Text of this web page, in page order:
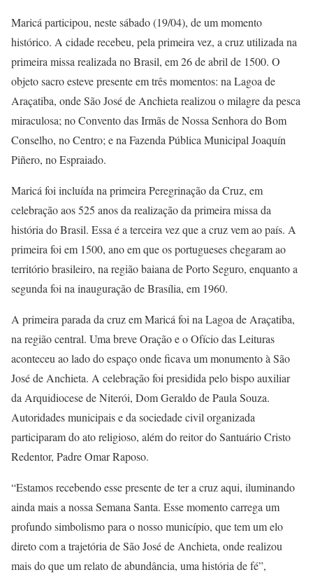
Maricá participou, neste sábado (19/04), de um momento
histórico. A cidade recebeu, pela primeira vez, a cruz utilizada na
primeira missa realizada no Brasil, em 26 de abril de 1500. O
objeto sacro esteve presente em três momentos: na Lagoa de
Araçatiba, onde São José de Anchieta realizou o milagre da pesca
miraculosa; no Convento das Irmãs de Nossa Senhora do Bom
Conselho, no Centro; e na Fazenda Pública Municipal Joaquín
Piñero, no Espraiado.
Maricá foi incluída na primeira Peregrinação da Cruz, em
celebração aos 525 anos da realização da primeira missa da
história do Brasil. Essa é a terceira vez que a cruz vem ao país. A
primeira foi em 1500, ano em que os portugueses chegaram ao
território brasileiro, na região baiana de Porto Seguro, enquanto a
segunda foi na inauguração de Brasília, em 1960.
A primeira parada da cruz em Maricá foi na Lagoa de Araçatiba,
na região central. Uma breve Oração e o Ofício das Leituras
aconteceu ao lado do espaço onde ficava um monumento à São
José de Anchieta. A celebração foi presidida pelo bispo auxiliar
da Arquidiocese de Niterói, Dom Geraldo de Paula Souza.
Autoridades municipais e da sociedade civil organizada
participaram do ato religioso, além do reitor do Santuário Cristo
Redentor, Padre Omar Raposo.
“Estamos recebendo esse presente de ter a cruz aqui, iluminando
ainda mais a nossa Semana Santa. Esse momento carrega um
profundo simbolismo para o nosso município, que tem um elo
direto com a trajetória de São José de Anchieta, onde realizou
mais do que um relato de abundância, uma história de fé”,